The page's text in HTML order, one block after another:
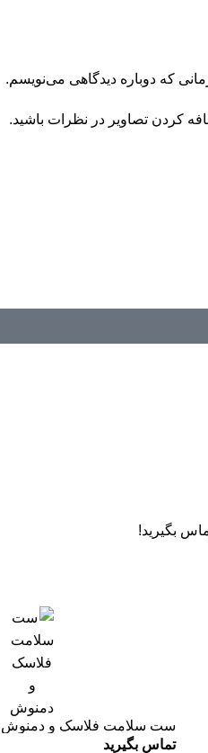
که دوباره دیدگاهی می‌نویسم.
کردن تصاویر در نظرات باشید.
بگیرید!
ست سلامت فلاسک و دمنوش
تماس بگیرید